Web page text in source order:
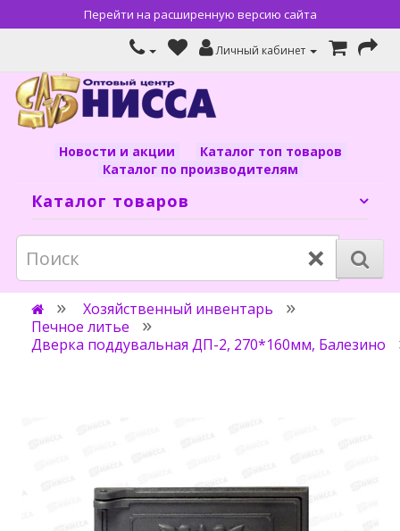
Перейти на расширенную версию сайта
Личный кабинет
Новости и акции
Каталог топ товаров
Каталог по производителям
Каталог товаров
×
Хозяйственный инвентарь
Печное литье
Дверка поддувальная ДП-2, 270*160мм, Балезино